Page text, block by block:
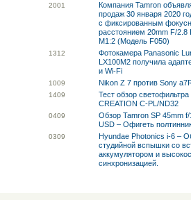
2001
Компания Tamron
продаж 30 января 2020
с фиксированным
расстоянием 20mm F/2.8
M1:2 (Модель F050)
1312
Фотокамера Panasonic
LX100M2 получила
и Wi-Fi
1009 Nikon Z 7 против Sony
1409
Тест обзор светофильтра
CREATION C-PL/ND32
0409
Обзор Tamron SP 45mm
USD – Офигеть
0309
Hyundae Photonics i-6 –
студийной вспышки со
аккумулятором и
синхронизацией.